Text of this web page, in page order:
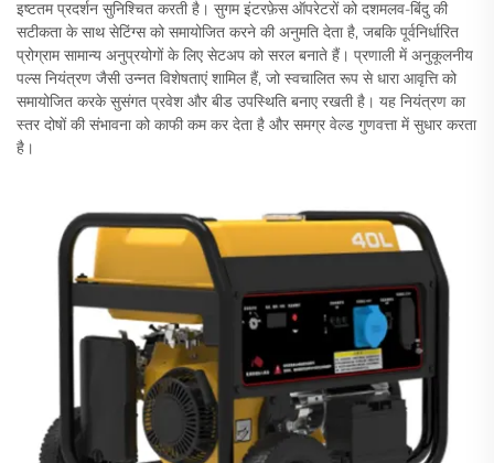
इष्टतम प्रदर्शन सुनिश्चित करती है। सुगम इंटरफ़ेस ऑपरेटरों को दशमलव-बिंदु की
सटीकता के साथ सेटिंग्स को समायोजित करने की अनुमति देता है, जबकि पूर्वनिर्धारित
प्रोग्राम सामान्य अनुप्रयोगों के लिए सेटअप को सरल बनाते हैं। प्रणाली में अनुकूलनीय
पल्स नियंत्रण जैसी उन्नत विशेषताएं शामिल हैं, जो स्वचालित रूप से धारा आवृत्ति को
समायोजित करके सुसंगत प्रवेश और बीड उपस्थिति बनाए रखती है। यह नियंत्रण का
स्तर दोषों की संभावना को काफी कम कर देता है और समग्र वेल्ड गुणवत्ता में सुधार करता
है।